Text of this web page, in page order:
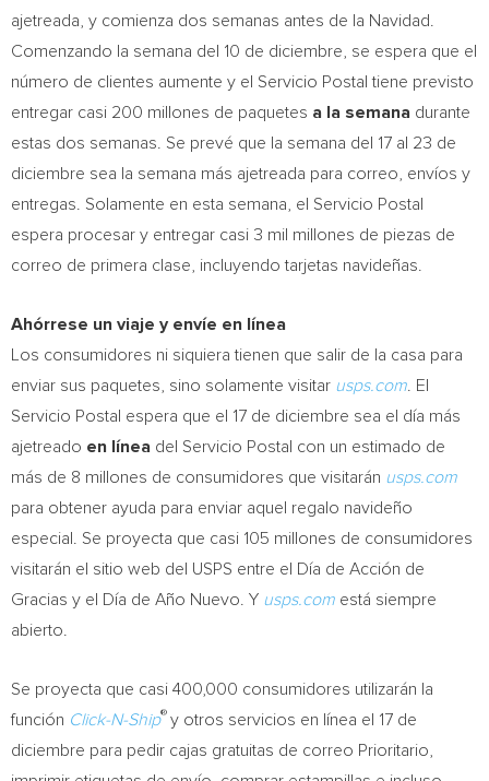
ajetreada, y comienza dos semanas antes de la Navidad.
Comenzando la semana del 10 de diciembre, se espera que el
número de clientes aumente y el Servicio Postal tiene previsto
entregar casi 200 millones de paquetes a la semana durante
estas dos semanas. Se prevé que la semana del 17 al 23 de
diciembre sea la semana más ajetreada para correo, envíos y
entregas. Solamente en esta semana, el Servicio Postal
espera procesar y entregar casi 3 mil millones de piezas de
correo de primera clase, incluyendo tarjetas navideñas.
Ahórrese un viaje y envíe en línea
Los consumidores ni siquiera tienen que salir de la casa para
enviar sus paquetes, sino solamente visitar usps.com . El
Servicio Postal espera que el 17 de diciembre sea el día más
ajetreado en línea del Servicio Postal con un estimado de
más de 8 millones de consumidores que visitarán usps.com
para obtener ayuda para enviar aquel regalo navideño
especial. Se proyecta que casi 105 millones de consumidores
visitarán el sitio web del USPS entre el Día de Acción de
Gracias y el Día de Año Nuevo. Y usps.com está siempre
abierto.
Se proyecta que casi 400,000 consumidores utilizarán la
función Click-N-Ship® y otros servicios en línea el 17 de
diciembre para pedir cajas gratuitas de correo Prioritario,